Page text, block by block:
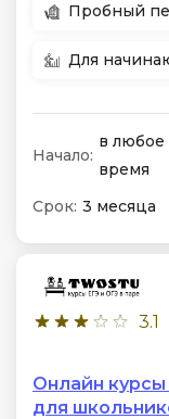
Пробный
Для
Начало:
в любое
время
Срок: 3 месяца
3.1
Онлайн
для